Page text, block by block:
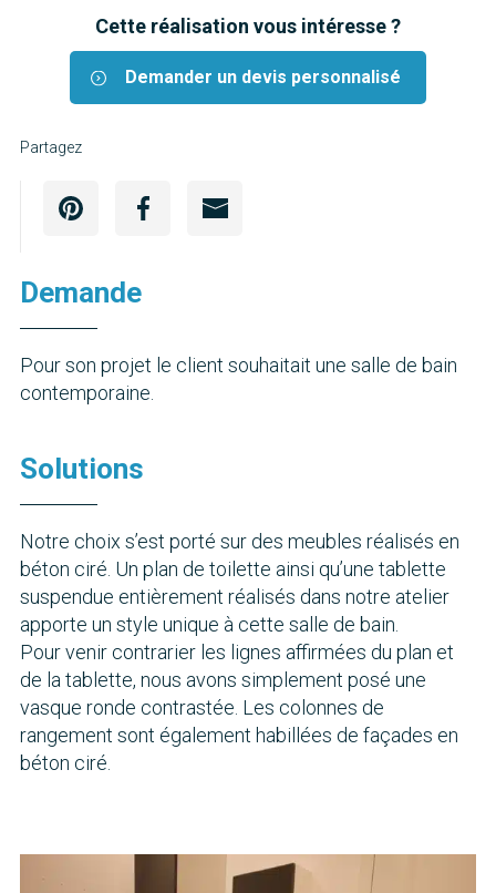
Cette réalisation vous intéresse ?
Demander un devis personnalisé
Partagez
Demande
Pour son projet le client souhaitait une salle de bain
contemporaine.
Solutions
Notre choix s’est porté sur des meubles réalisés en
béton ciré. Un plan de toilette ainsi qu’une tablette
suspendue entièrement réalisés dans notre atelier
apporte un style unique à cette salle de bain.
Pour venir contrarier les lignes affirmées du plan et
de la tablette, nous avons simplement posé une
vasque ronde contrastée. Les colonnes de
rangement sont également habillées de façades en
béton ciré.